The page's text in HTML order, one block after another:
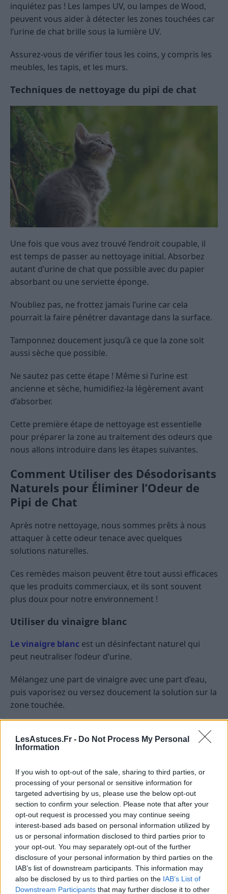
LesAstuces.Fr - Do Not Process My Personal
Information
If you wish to opt-out of the sale, sharing to third parties, or
processing of your personal or sensitive information for
targeted advertising by us, please use the below opt-out
section to confirm your selection. Please note that after your
opt-out request is processed you may continue seeing
interest-based ads based on personal information utilized by
us or personal information disclosed to third parties prior to
your opt-out. You may separately opt-out of the further
disclosure of your personal information by third parties on the
IAB’s list of downstream participants. This information may
also be disclosed by us to third parties on the IAB’s List of
Downstream Participants that may further disclose it to other
inquiétez pas ! Les lampes UV, ou lampes de Wood,
peuvent vous aider à détecter les zones touchées car
l’urine de chat brille sous la lumière UV.
Assurez-vous de vérifier tous les coins, y compris les
meubles, les tapis, et les murs.
Techniques de nettoyage du pipi de chat
Une fois que vous avez trouvé l’endroit coupable, il
est temps de passer au nettoyage initial. Absorbez
autant d’urine de chat que possible avec du papier
absorbant ou une serviette éponge.
N’oubliez pas, ne frottez jamais l’urine car cela
pourrait la faire pénétrer davantage dans la surface.
Tamponnez doucement jusqu’à ce que la zone soit
aussi sèche que possible.
Ne sautez pas cette étape ! Même si l’urine est
ancienne et sèche, humidifiez-la légèrement avant
d’absorber.
Cette première étape de nettoyage est essentielle
pour préparer la zone au traitement des odeurs que
nous allons introduire dans les étapes suivantes.
Comment Utiliser des Désodorisants
Naturels pour Éliminer l’Odeur de
Pipi de Chat
Après notre nettoyage, nous sommes prêts à nous
attaquer à cette odeur tenace avec quelques
solutions naturelles.
Ces remèdes maison peuvent être tout aussi efficaces
que les produits commerciaux, et ils sont souvent
plus doux pour notre environnement !
Utiliser du vinaigre blanc
Le vinaigre blanc est un désinfectant naturel qui
peut neutraliser l’odeur d’urine.
Mélangez une part de vinaigre avec une part d’eau,
puis vaporisez ou versez doucement la solution sur la
zone touchée.
tamponnez à nouveau avec une serviette sèche.
disparaîtra une fois que la zone sera sèche !
Cette technique permet également denettoyer une
tache d’urine sur un matelas.
Utiliser du bicarbonate de soude
Le bicarbonate de soudeest un autre ingrédient de
cuisine qui fait des merveilles contre l’odeur de pipi
de chat.